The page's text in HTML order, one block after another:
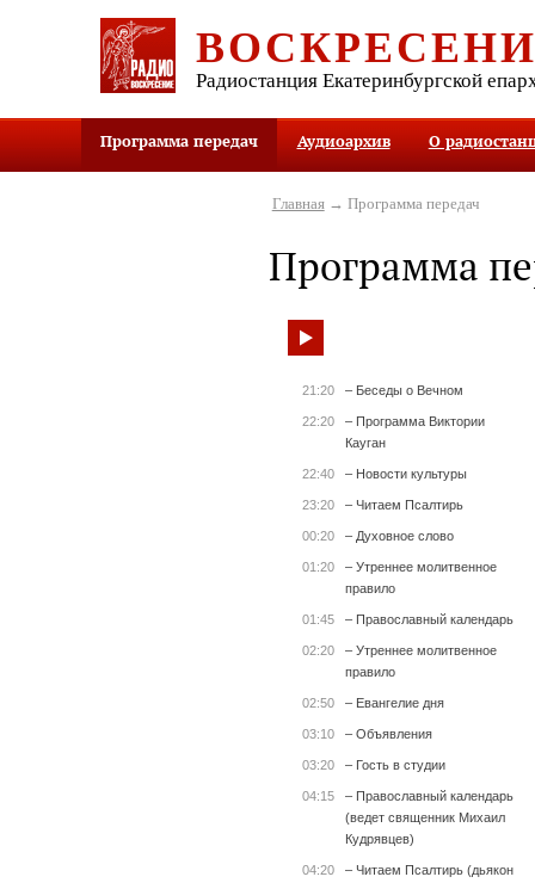
Радиостанция Екатеринбургской
Программа передач Аудиоархив О
Главная→ Программа передач
Программа
21:20 – Беседы о Вечном
22:20
– Программа Виктории
Кауган
22:40 – Новости культуры
23:20 – Читаем Псалтирь
00:20 – Духовное слово
01:20
– Утреннее молитвенное
правило
01:45 – Православный календарь
02:20
– Утреннее молитвенное
правило
02:50 – Евангелие дня
03:10 – Объявления
03:20 – Гость в студии
04:15
– Православный календарь
(ведет священник Михаил
Кудрявцев)
04:20
– Читаем Псалтирь (дьякон